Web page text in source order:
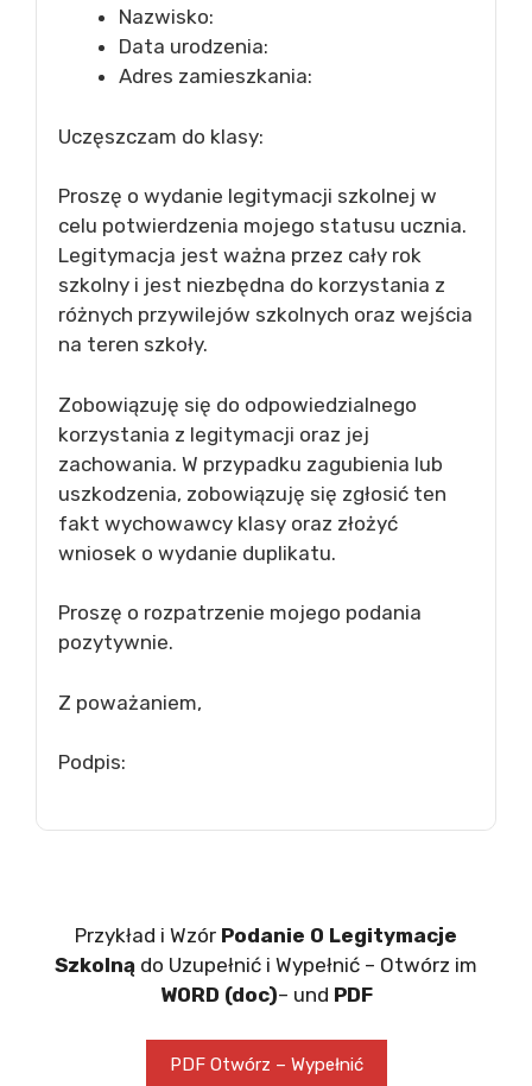
Nazwisko:
Data urodzenia:
Adres zamieszkania:
Uczęszczam do klasy:
Proszę o wydanie legitymacji szkolnej w
celu potwierdzenia mojego statusu ucznia.
Legitymacja jest ważna przez cały rok
szkolny i jest niezbędna do korzystania z
różnych przywilejów szkolnych oraz wejścia
na teren szkoły.
Zobowiązuję się do odpowiedzialnego
korzystania z legitymacji oraz jej
zachowania. W przypadku zagubienia lub
uszkodzenia, zobowiązuję się zgłosić ten
fakt wychowawcy klasy oraz złożyć
wniosek o wydanie duplikatu.
Proszę o rozpatrzenie mojego podania
pozytywnie.
Z poważaniem,
Podpis:
Przykład i Wzór Podanie O Legitymacje
Szkolną do Uzupełnić i Wypełnić – Otwórz im
WORD (doc)– und PDF
PDF Otwórz – Wypełnić